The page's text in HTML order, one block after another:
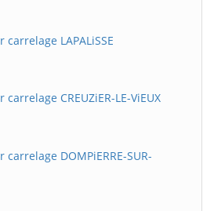
LAPALiSSE
CREUZiER-LE-ViEUX
DOMPiERRE-SUR-